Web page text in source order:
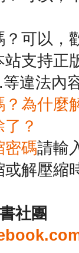
可以，
支持正
違法內
為什麼
？
密碼請輸
解壓縮
社團